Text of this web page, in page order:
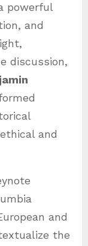
powerful
and
discussion,
and
and
the